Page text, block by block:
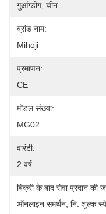
गुआंग्डोंग, चीन
ब्रांड नाम:
Mihoji
प्रमाणन:
CE
मॉडल संख्या:
MG02
वारंटी:
2 वर्ष
बिक्री के बाद सेवा प्रदान की
ऑनलाइन समर्थन, नि: शुल्क